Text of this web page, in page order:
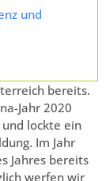
und
bereits.
Jahr 2020
lockte ein
Im Jahr
Jahres bereits
werfen wir